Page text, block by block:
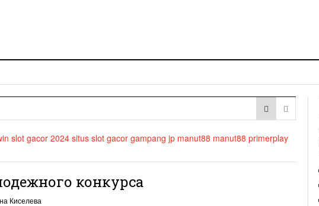
slot gacor 2024 situs slot gacor gampang jp manut88 manut88 primerplay
конкурса
Киселева